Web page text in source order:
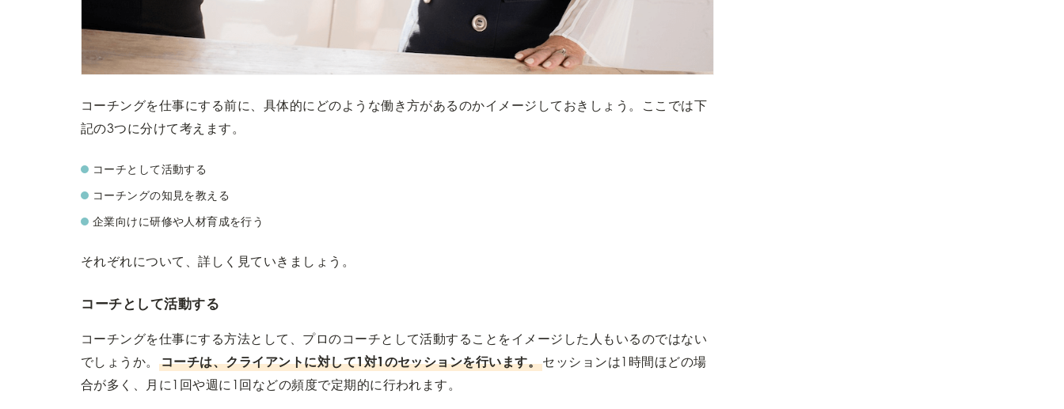
コーチングを仕事にする前に、具体的にどのような働き方があるのかイメージしておきしょう。ここでは下
記の3つに分けて考えます。
コーチとして活動する
コーチングの知見を教える
企業向けに研修や人材育成を行う
それぞれについて、詳しく見ていきましょう。
コーチとして活動する
コーチングを仕事にする方法として、プロのコーチとして活動することをイメージした人もいるのではない
でしょうか。 コーチは、クライアントに対して1対1のセッションを行います。セッションは1時間ほどの場
合が多く、月に1回や週に1回などの頻度で定期的に行われます。